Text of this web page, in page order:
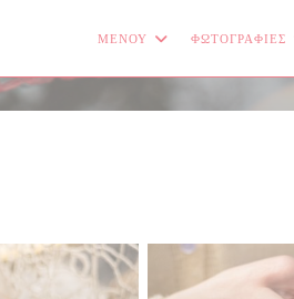
ΜΕΝΟΎ ΦΩΤΟΓΡΑΦΊΕΣ